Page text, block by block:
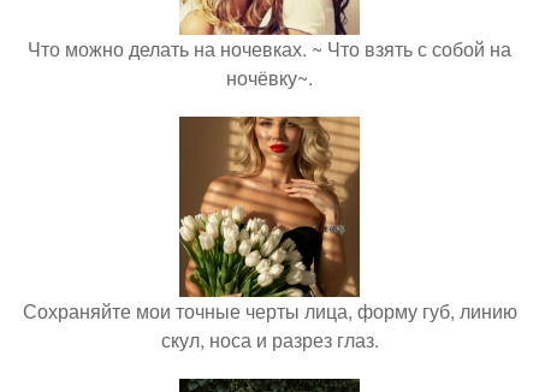
Что можно делать на ночевках. ~ Что взять с собой на
ночёвку~.
Сохраняйте мои точные черты лица, форму губ, линию
скул, носа и разрез глаз.